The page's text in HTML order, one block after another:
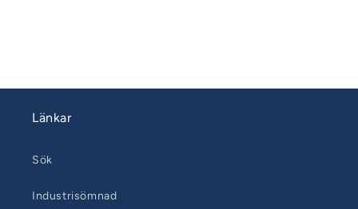
Länkar
Sök
Industrisömnad